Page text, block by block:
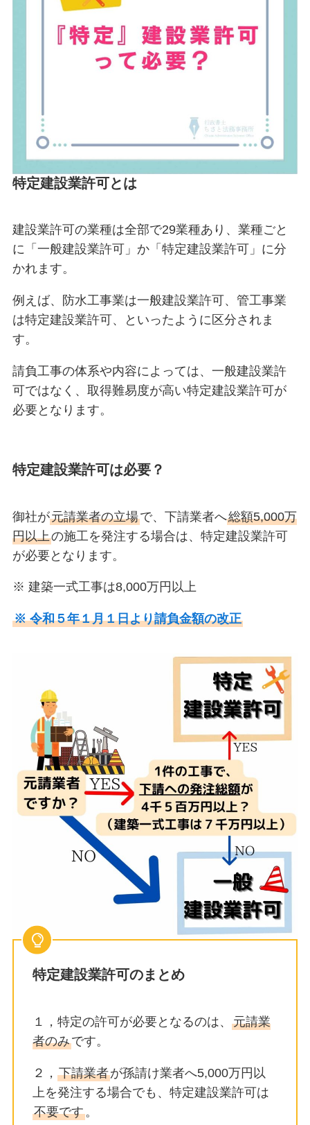
特定建設業許可とは
建設業許可の業種は全部で29業種あり、業種ごと
に「一般建設業許可」か「特定建設業許可」に分
かれます。
例えば、防水工事業は一般建設業許可、管工事業
は特定建設業許可、といったように区分されま
す。
請負工事の体系や内容によっては、一般建設業許
可ではなく、取得難易度が高い特定建設業許可が
必要となります。
特定建設業許可は必要？
御社が元請業者の立場で、下請業者へ総額5,000万
円以上の施工を発注する場合は、特定建設業許可
が必要となります。
※ 建築一式工事は8,000万円以上
※ 令和５年１月１日より請負金額の改正
特定建設業許可のまとめ
１，特定の許可が必要となるのは、 元請業
者のみです。
２， 下請業者が孫請け業者へ5,000万円以
上を発注する場合でも、特定建設業許可は
不要です。